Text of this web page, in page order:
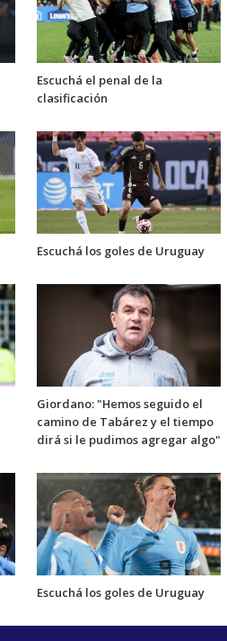
Escuchá el penal de la
clasificación
Escuchá los goles de Uruguay
Giordano: "Hemos seguido el
camino de Tabárez y el tiempo
dirá si le pudimos agregar algo"
Escuchá los goles de Uruguay